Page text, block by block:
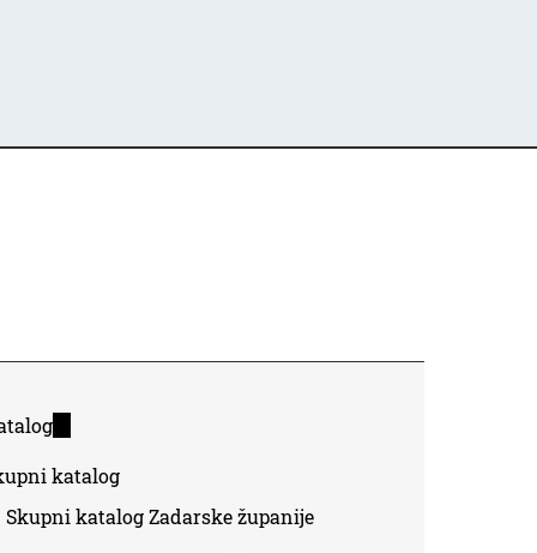
(link
external)
katalog
Skupni katalog Zadarske županije